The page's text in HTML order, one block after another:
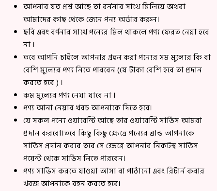
আপনার যত প্রশ্ন আছে তা বর্ননার সাথে মিলিয়ে অথবা
আমাদের কাছ থেকে জেনে পন্য অর্ডার করুন।
ছবি এবং বর্ণনার সাথে পন্যের মিল থাকলে পণ্য ফেরত নেয়া হবে
না ।
তবে আপনি চাইলে আপনার গ্রহন করা পন্যের সম মুল্যের কি বা
বেশি মুল্যের পণ্য নিতে পারবেন (যে টাকা বেশি হবে তা প্রদান
করতে হবে ) ।
কম মুল্যের পণ্য নেয়া যাবে না ।
পণ্য আনা নেয়ার খরচ আপনাকে দিতে হবে।
যে সকল পন্যে ওয়ারেন্টি আছে তার ওয়ারেন্টি সার্ভিস আমরা
প্রদান করবো।তবে কিছু কিছু ক্ষেত্রে পন্যের ব্রান্ড আপনাকে
সার্ভিস প্রদান করবে তবে সে ক্ষেত্রে আপনার নিকটস্থ সার্ভিস
পয়েন্ট থেকে সার্ভিস নিতে পারবেন।
পণ্য সার্ভিস করতে যাওয়া আসা বা পাঠানো এবং রিটার্ন করার
খরজ আপনাকে বহন করতে হবে।